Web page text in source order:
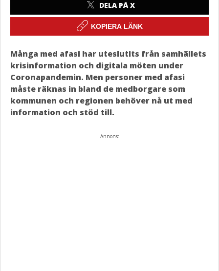
DELA PÅ X
KOPIERA LÄNK
Många med afasi har uteslutits från samhällets
krisinformation och digitala möten under
Coronapandemin. Men personer med afasi
måste räknas in bland de medborgare som
kommunen och regionen behöver nå ut med
information och stöd till.
Annons: